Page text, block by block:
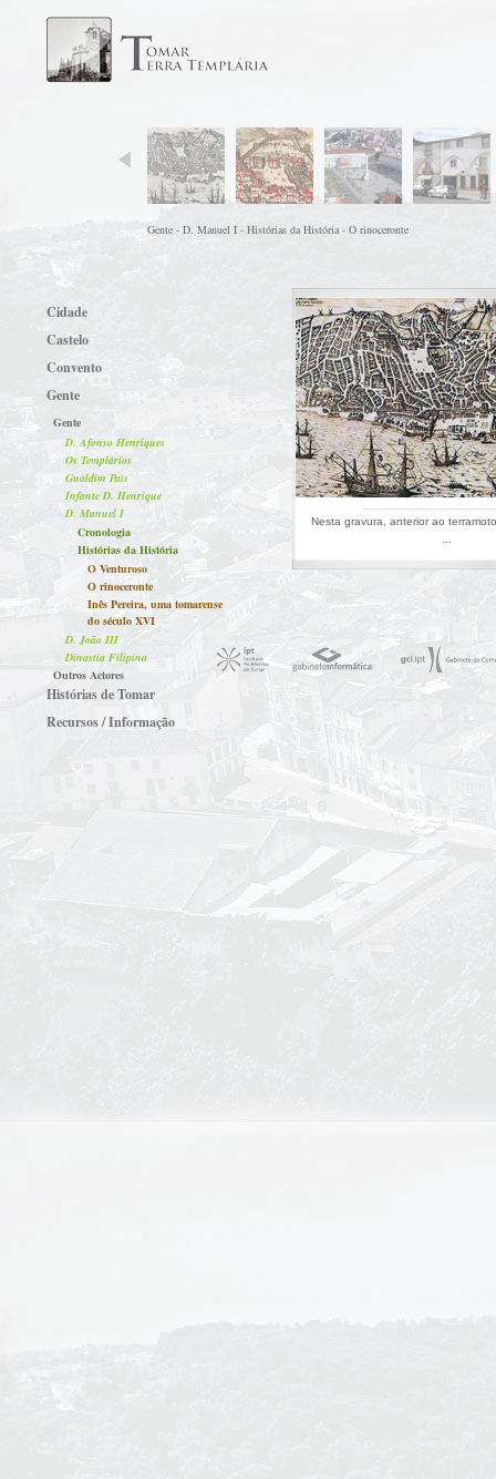
Cidade
Castelo
Convento
Gente
Gente
D. Afonso Henriques
Os Templários
Gualdim Pais
Infante D. Henrique
D. Manuel I
Cronologia
Histórias da História
O Venturoso
O rinoceronte
Inês Pereira, uma tomarense
do século XVI
D. João III
Dinastia Filipina
Outros Actores
Histórias de Tomar
Recursos / Informação
Gente - D. Manuel I - Histórias da História - O rinoceronte
Nesta gravura, anterior ao